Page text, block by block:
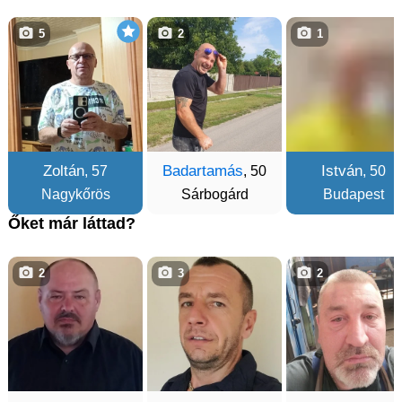
Zoltán, 57
Nagykőrös
5
Badartamás, 50
Sárbogárd
2
István, 50
Budapest
1
Őket már láttad?
2 3 2